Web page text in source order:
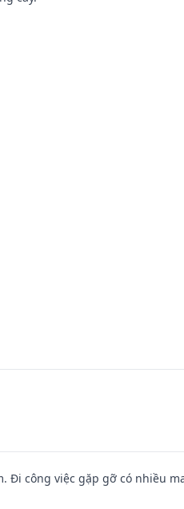
Đi công việc gặp gỡ có nhiều